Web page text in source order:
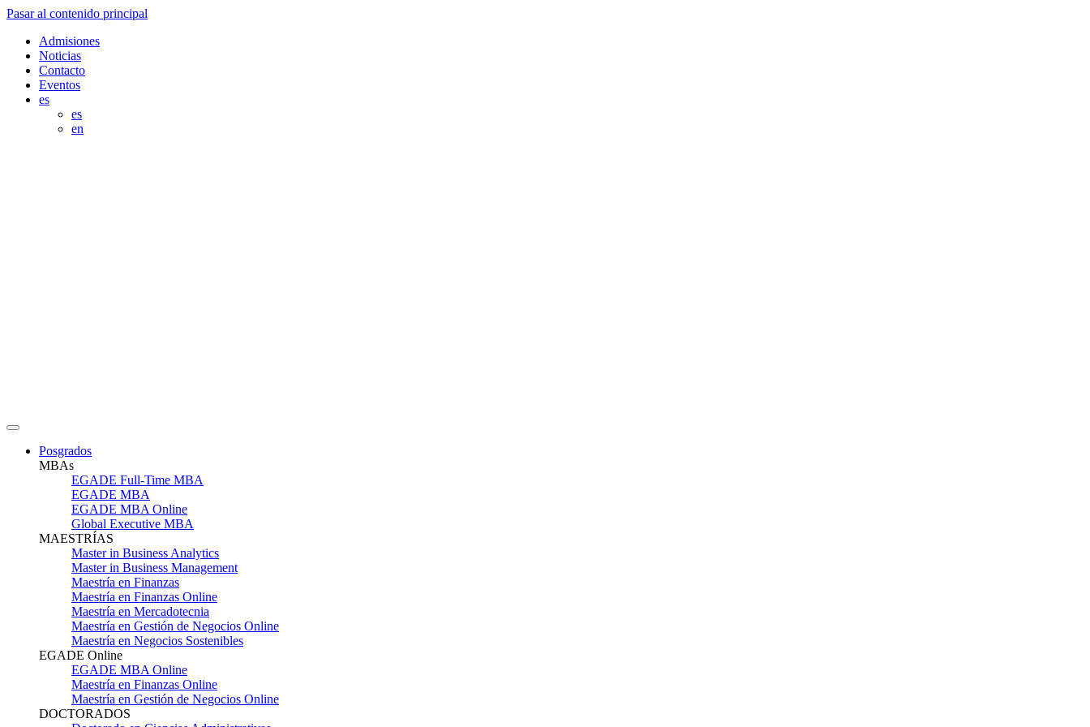
Pasar al contenido principal
Admisiones
Noticias
Contacto
Eventos
es
es
en
Posgrados
MBAs
EGADE Full-Time MBA
EGADE MBA
EGADE MBA Online
Global Executive MBA
MAESTRÍAS
Master in Business Analytics
Master in Business Management
Maestría en Finanzas
Maestría en Finanzas Online
Maestría en Mercadotecnia
Maestría en Gestión de Negocios Online
Maestría en Negocios Sostenibles
EGADE Online
EGADE MBA Online
Maestría en Finanzas Online
Maestría en Gestión de Negocios Online
DOCTORADOS